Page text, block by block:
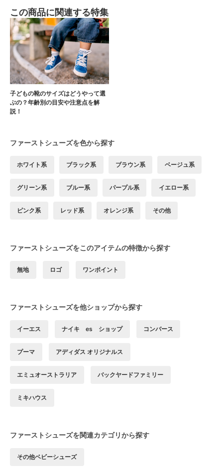
この商品に関連する特集
子どもの靴のサイズはどうやって選
ぶの？年齢別の目安や注意点を解
説！
ファーストシューズを色から探す
ホワイト系 ブラック系 ブラウン系 ベージュ系
グリーン系 ブルー系 パープル系 イエロー系
ピンク系 レッド系 オレンジ系 その他
ファーストシューズをこのアイテムの特徴から探す
無地 ロゴ ワンポイント
ファーストシューズを他ショップから探す
イーエス ナイキ es ショップ コンバース
プーマ アディダス オリジナルス
エミュオーストラリア バックヤードファミリー
ミキハウス
ファーストシューズを関連カテゴリから探す
その他ベビーシューズ